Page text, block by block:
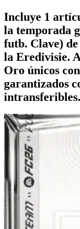
Incluye 1
la temporada
futb. Clave)
la Eredivisie.
Oro únicos
garantizados
intransferibles.